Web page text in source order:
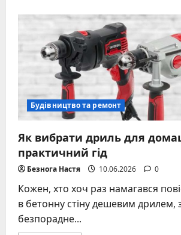
на
теплу
підлогу:
вибираємо
клас
і
товщину
без
ризику
Будівництво та ремонт
Як вибрати дриль для
практичний гід
Безнога Настя 10.06.2026 0
Кожен, хто хоч раз намагався
в бетонну стіну дешевим дрилем,
безпорадне...